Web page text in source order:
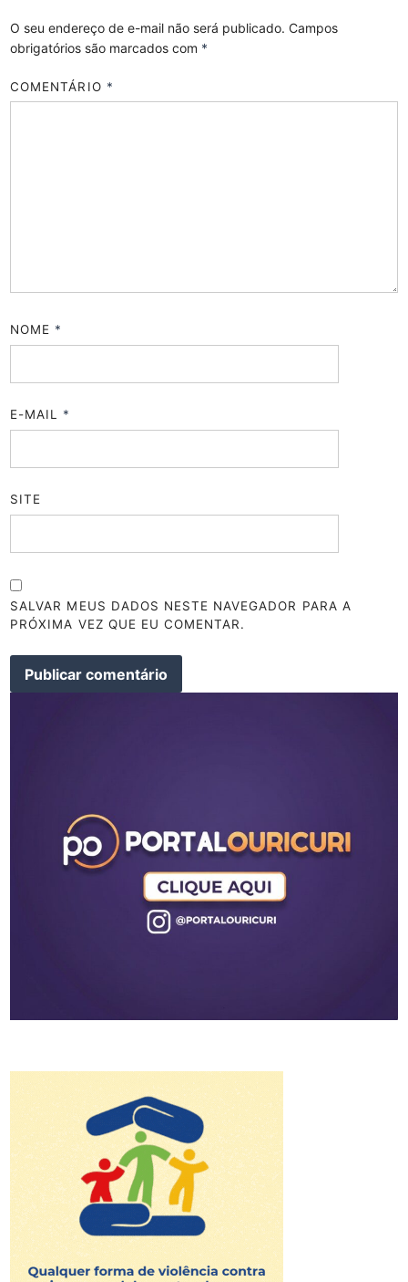
O seu endereço de e-mail não será publicado. Campos
obrigatórios são marcados com *
COMENTÁRIO *
NOME *
E-MAIL *
SITE
SALVAR MEUS DADOS NESTE NAVEGADOR PARA A
PRÓXIMA VEZ QUE EU COMENTAR.